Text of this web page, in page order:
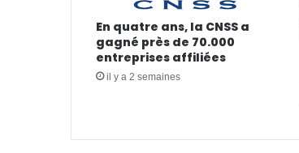
En quatre ans, la CNSS a
gagné près de 70.000
entreprises affiliées
il y a 2 semaines